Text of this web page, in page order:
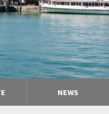
NEWS